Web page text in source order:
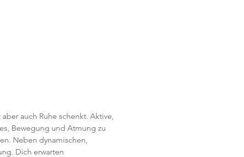
auch Ruhe schenkt. Aktive,
Bewegung und Atmung zu
Neben dynamischen,
Dich erwarten